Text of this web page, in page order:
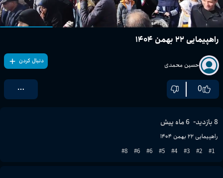
راهپیمایی ۲۲ بهمن ۱۴۰۴
حسین محمدی دنبال کردن
0
8بازدید- 6 ماه پیش
راهپیمایی ۲۲ بهمن ۱۴۰۴
1
2
3
4
5
6
6
8